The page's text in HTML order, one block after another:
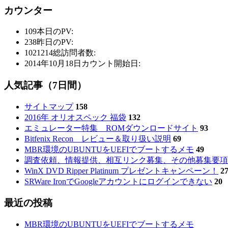
カウンター
109本日のPV:
238昨日のPV:
1021214総訪問者数:
2014年10月18日 カウント開始日:
人気記事（7日間）
サイトマップ 158
2016年 オリオスペック 福袋 132
エミュレーター特集 ROMダウンロードサイト 93
Bitfenix Recon レビュー＆取り扱い説明 69
MBR環境のUBUNTUをUEFIでブートするメモ 49
調査依頼、情報提供、相互リンク募集、その他募集要
WinX DVD Ripper Platinum プレゼントキャンペーン！
27
SRWare IronでGoogleアカウントにログインできない 20
最近の投稿
MBR環境のUBUNTUをUEFIでブートするメモ